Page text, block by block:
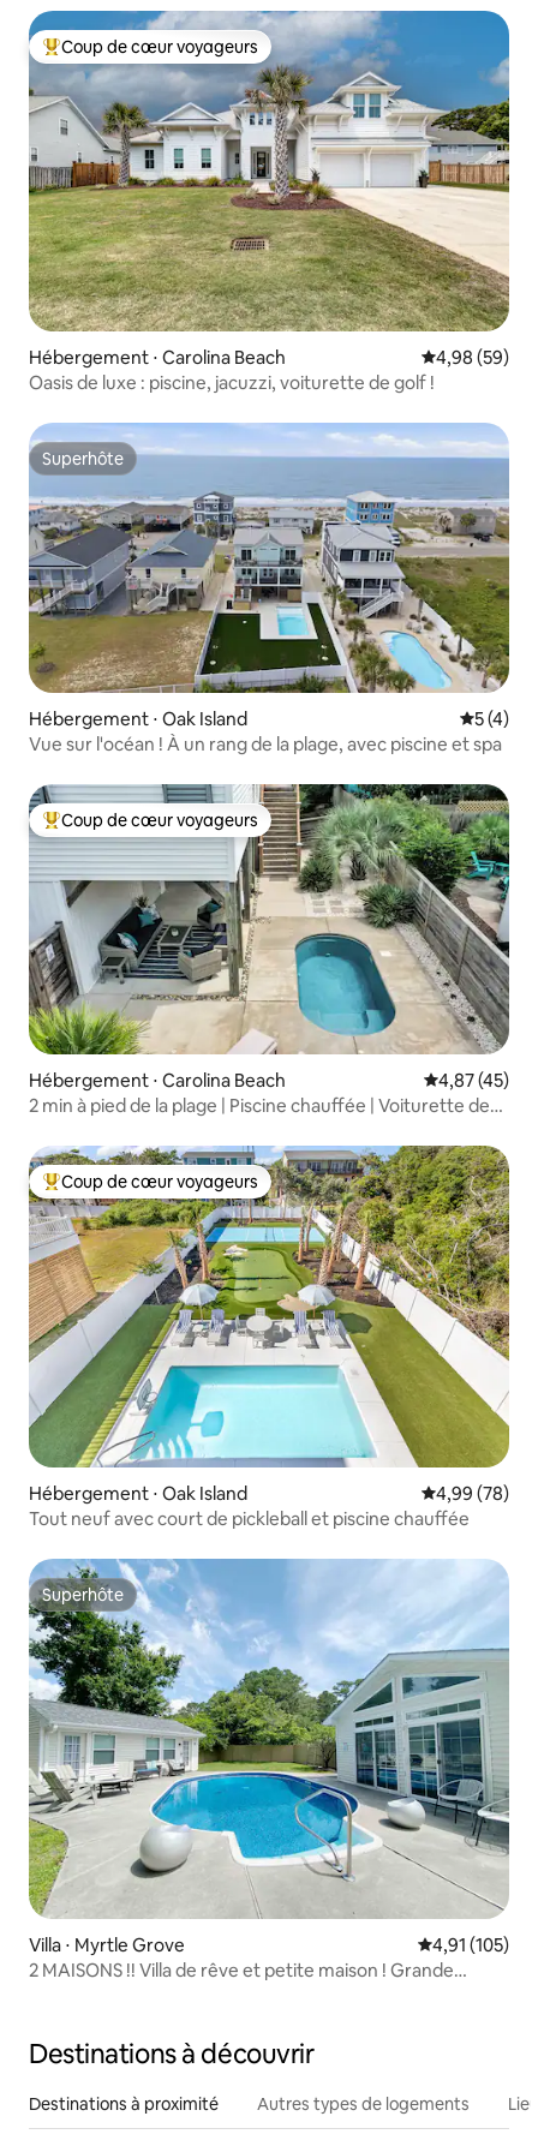
Coups de cœur voyageurs les plus appréciés
Coup de cœur voyageurs
Hébergement ⋅ Carolina Beach Évaluation
4,98 (59)
Oasis de luxe : piscine, jacuzzi, voiturette de golf !
Superhôte
Superhôte
Hébergement ⋅ Oak Island
5 (4)
Vue sur l'océan ! À un rang de la plage, avec piscine et spa
Coups de cœur voyageurs les plus appréciés
Coup de cœur voyageurs
Hébergement ⋅ Carolina Beach Évaluation
4,87 (45)
2 min à pied de la plage | Piscine chauffée | Voiturette de
Coups de cœur voyageurs les plus appréciés
Coup de cœur voyageurs
Hébergement ⋅ Oak Island Évaluation
4,99 (78)
Tout neuf avec court de pickleball et piscine chauffée
Superhôte
Superhôte
Villa ⋅ Myrtle Grove Évaluation
4,91 (105)
2 MAISONS !! Villa de rêve et petite maison ! Grande
Destinations à découvrir
Destinations à proximité Autres types de logements